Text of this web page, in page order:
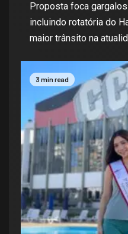
Proposta foca
incluindo rotatória do
maior trânsito na
3 min read